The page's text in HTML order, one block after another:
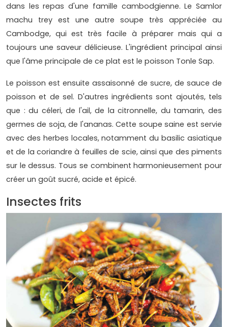
dans les repas d'une famille cambodgienne. Le Samlor
machu trey est une autre soupe très appréciée au
Cambodge, qui est très facile à préparer mais qui a
toujours une saveur délicieuse. L'ingrédient principal ainsi
que l'âme principale de ce plat est le poisson Tonle Sap.
Le poisson est ensuite assaisonné de sucre, de sauce de
poisson et de sel. D'autres ingrédients sont ajoutés, tels
que : du céleri, de l'ail, de la citronnelle, du tamarin, des
germes de soja, de l'ananas. Cette soupe saine est servie
avec des herbes locales, notamment du basilic asiatique
et de la coriandre à feuilles de scie, ainsi que des piments
sur le dessus. Tous se combinent harmonieusement pour
créer un goût sucré, acide et épicé.
Insectes frits